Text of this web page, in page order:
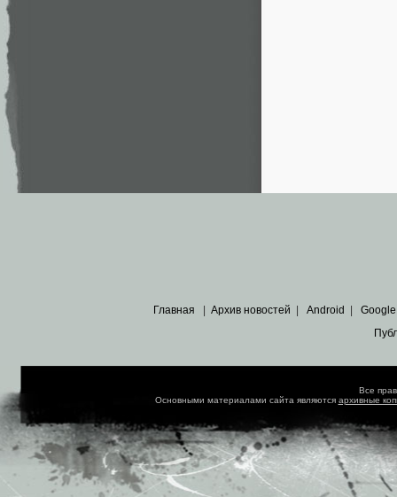
Главная Архив новостей Android Google
Все
Основными материалами сайта являются архивные